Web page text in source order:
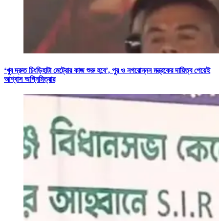
‘খুব দ্রুত চিংড়িহাটা মেট্রোর কাজ শুরু হবে’, পুর ও নগরোন্নন মন্ত্রকের দায়িত্ব পেয়েই
আশ্বাস অগ্নিমিত্রার